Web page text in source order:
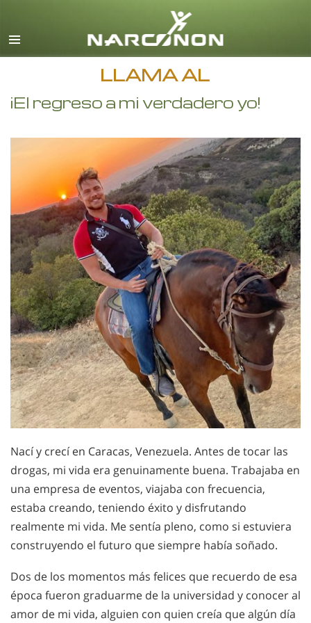
Español
Todas las Regiones/Idiomas
LLAMA AL
¡El regreso a mi verdadero yo!
Nací y crecí en Caracas, Venezuela. Antes de tocar las
drogas, mi vida era genuinamente buena. Trabajaba en
una empresa de eventos, viajaba con frecuencia,
estaba creando, teniendo éxito y disfrutando
realmente mi vida. Me sentía pleno, como si estuviera
construyendo el futuro que siempre había soñado.
Dos de los momentos más felices que recuerdo de esa
época fueron graduarme de la universidad y conocer al
amor de mi vida, alguien con quien creía que algún día